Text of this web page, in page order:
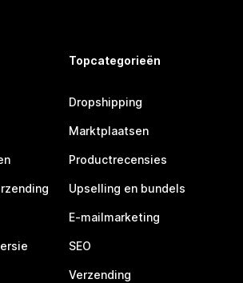
Topcategorieën
Dropshipping
Marktplaatsen
Productrecensies
Upselling en bundels
E-mailmarketing
SEO
Verzending